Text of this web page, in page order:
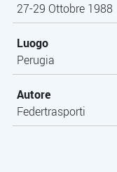
27-29 Ottobre 1988
Luogo
Perugia
Autore
Federtrasporti